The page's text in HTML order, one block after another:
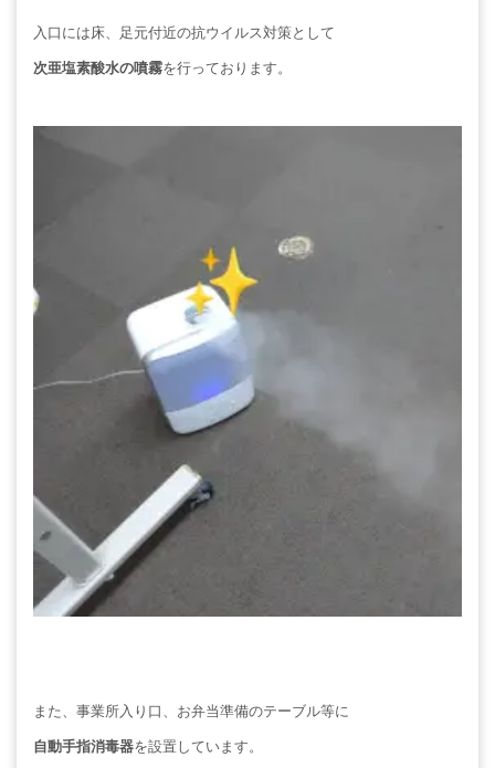
入口には床、足元付近の抗ウイルス対策として
次亜塩素酸水の噴霧を行っております。
また、事業所入り口、お弁当準備のテーブル等に
自動手指消毒器を設置しています。